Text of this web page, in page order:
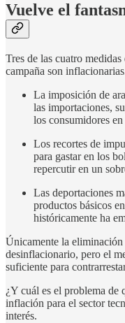
Vuelve el
Tres de las cuatro
campaña son
La imposición de
las importaciones,
los consumidores
Los recortes de
para gastar en los
repercutir en un
Las deportaciones
productos básicos
históricamente ha
Únicamente la
desinflacionario, pero el
suficiente para
¿Y cuál es el problema de
inflación para el sector
interés.